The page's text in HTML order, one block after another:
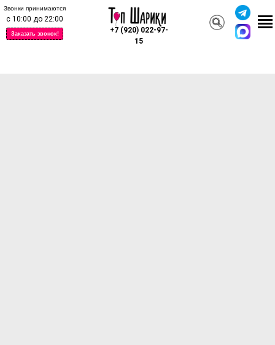
+7 (920) 022-97-
15
Заказать звонок!
Звонки принимаются
с 10:00 до 22:00